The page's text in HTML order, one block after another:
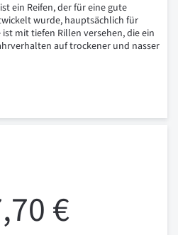
ist ein Reifen, der für eine gute
wurde, hauptsächlich für
mit tiefen Rillen versehen, die ein
auf trockener und nasser
€